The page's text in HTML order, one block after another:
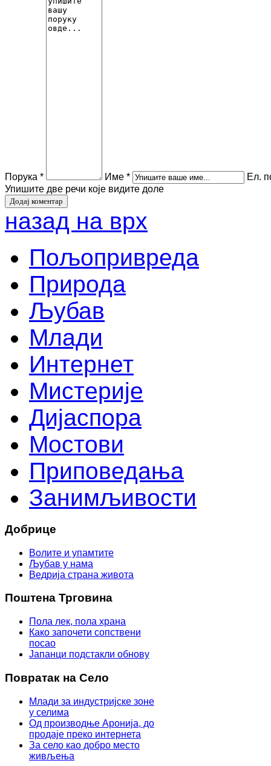
Порука * Име *
Ел.
Упишите две речи које видите доле
назад на врх
Пољопривреда
Природа
Љубав
Млади
Интернет
Мистерије
Дијаспора
Мостови
Приповедања
Занимљивости
Добрице
Волите и упамтите
Љубав у нама
Ведрија страна живота
Поштена Трговина
Пола лек, пола храна
Како започети сопствени
посао
Јапанци подстакли обнову
Повратак на Село
Млади за индустријске зоне
у селима
Од производње Аронија, до
продаје преко интернета
За село као добро место
живљења